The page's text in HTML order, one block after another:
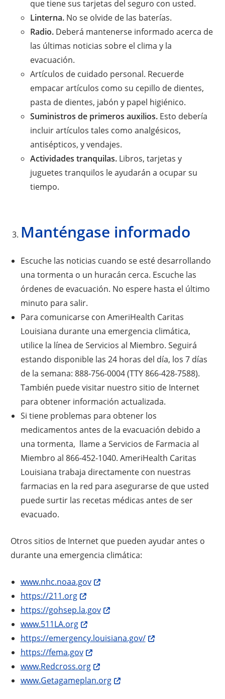
que tiene sus tarjetas del seguro con usted.
Linterna.No se olvide de las baterías.
Radio.Deberá mantenerse informado acerca de
las últimas noticias sobre el clima y la
evacuación.
Artículos de cuidado personal. Recuerde
empacar artículos como su cepillo de dientes,
pasta de dientes, jabón y papel higiénico.
Suministros de primeros auxilios.Esto debería
incluir artículos tales como analgésicos,
antisépticos, y vendajes.
Actividades tranquilas.Libros, tarjetas y
juguetes tranquilos le ayudarán a ocupar su
tiempo.
Manténgase informado
Escuche las noticias cuando se esté desarrollando
una tormenta o un huracán cerca. Escuche las
órdenes de evacuación. No espere hasta el último
minuto para salir.
Para comunicarse con AmeriHealth Caritas
Louisiana durante una emergencia climática,
utilice la línea de Servicios al Miembro. Seguirá
estando disponible las 24 horas del día, los 7 días
de la semana: 888-756-0004 (TTY 866-428-7588).
También puede visitar nuestro sitio de Internet
para obtener información actualizada.
Si tiene problemas para obtener los
medicamentos antes de la evacuación debido a
una tormenta, llame a Servicios de Farmacia al
Miembro al 866-452-1040. AmeriHealth Caritas
Louisiana trabaja directamente con nuestras
farmacias en la red para asegurarse de que usted
puede surtir las recetas médicas antes de ser
evacuado.
Otros sitios de Internet que pueden ayudar antes o
durante una emergencia climática:
www.nhc.noaa.gov
https://211.org
https://gohsep.la.gov
www.511LA.org
https://emergency.louisiana.gov/
https://fema.gov
www.Redcross.org
www.Getagameplan.org